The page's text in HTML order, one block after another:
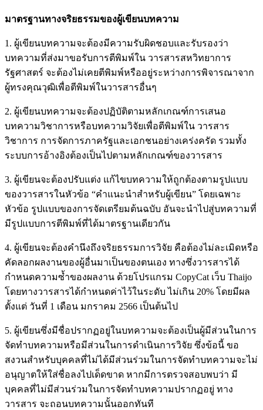
มาตรฐานทางจริยธรรมของผู้เขียนบทความ
1. ผู้เขียนบทความจะต้องมีความรับผิดชอบและรับรองว่า
บทความที่ส่งมาขอรับการตีพิมพ์ใน วารสารสหวิทยาการ
รัฐศาสตร์ จะต้องไม่เคยตีพิมพ์หรืออยู่ระหว่างการพิจารณาจาก
ผู้ทรงคุณวุฒิเพื่อตีพิมพ์ในวารสารอื่นๆ
2. ผู้เขียนบทความจะต้องปฏิบัติตามหลักเกณฑ์การเสนอ
บทความวิชาการหรือบทความวิจัยเพื่อตีพิมพ์ใน วารสาร
วิชาการ การจัดการภาครัฐและเอกชนอย่างเคร่งครัด รวมทั้ง
ระบบการอ้างอิงต้องเป็นไปตามหลักเกณฑ์ของวารสาร
3. ผู้เขียนจะต้องปรับแต่ง แก้ไขบทความให้ถูกต้องตามรูปแบบ
ของวารสารในหัวข้อ “คำแนะนำสำหรับผู้เขียน” โดยเฉพาะ
หัวข้อ รูปแบบของการจัดเตรียมต้นฉบับ อันจะนำไปสู่บทความที่
มีรูปแบบการตีพิมพ์ที่ได้มาตรฐานเดียวกัน
4. ผู้เขียนจะต้องคำนึงถึงจริยธรรมการวิจัย คือต้องไม่ละเมิดหรือ
คัดลอกผลงานของผู้อื่นมาเป็นของตนเอง ทางซึ่งวารสารได้
กำหนดความซ้ำของผลงาน ด้วยโปรแกรม CopyCat เว็บ Thaijo
โดยทางวารสารได้กำหนดค่าไว้ในระดับ ไม่เกิน 20% โดยมีผล
ตั้งแต่ วันที่ 1 เดือน มกราคม 2566 เป็นต้นไป
5. ผู้เขียนซึ่งมีชื่อปรากฏอยู่ในบทความจะต้องเป็นผู้มีส่วนในการ
จัดทำบทความหรือมีส่วนในการดำเนินการวิจัย ซึ่งข้อนี้ ขอ
สงวนสำหรับบุคคลที่ไม่ได้มีส่วนร่วมในการจัดทำบทความจะไม่
อนุญาตให้ใส่ชื่อลงไปเด็ดขาด หากมีการตรวจสอบพบว่า มี
บุคคลที่ไม่มีส่วนร่วมในการจัดทำบทความปรากฏอยู่ ทาง
วารสาร จะถอนบทความนั้นออกทันที